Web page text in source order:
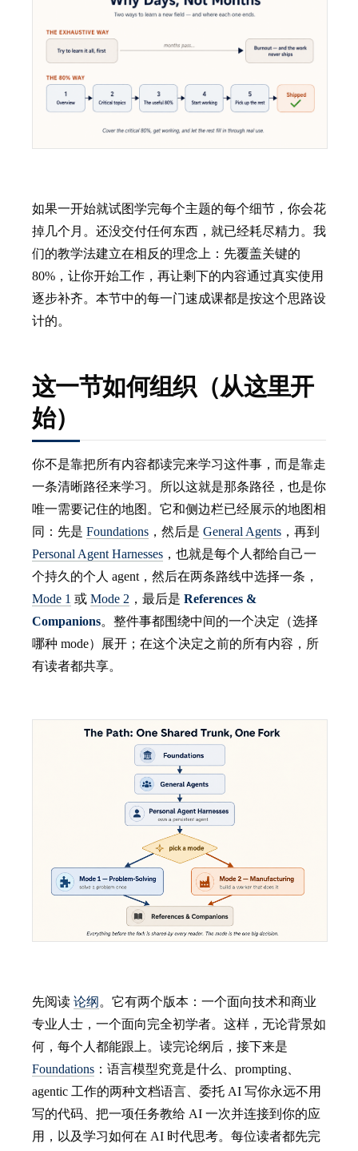
如果一开始就试图学完每个主题的每个细节，你会花
掉几个月。还没交付任何东西，就已经耗尽精力。我
们的教学法建立在相反的理念上：先覆盖关键的
80%，让你开始工作，再让剩下的内容通过真实使用
逐步补齐。本节中的每一门速成课都是按这个思路设
计的。
这一节如何组织（从这里开
始）
你不是靠把所有内容都读完来学习这件事，而是靠走
一条清晰路径来学习。所以这就是那条路径，也是你
唯一需要记住的地图。它和侧边栏已经展示的地图相
同：先是 Foundations ，然后是 General Agents ，再到
Personal Agent Harnesses ，也就是每个人都给自己一
个持久的个人 agent，然后在两条路线中选择一条，
Mode 1 或 Mode 2 ，最后是 References &
Companions。整件事都围绕中间的一个决定（选择
哪种 mode）展开；在这个决定之前的所有内容，所
有读者都共享。
先阅读 论纲 。它有两个版本：一个面向技术和商业
专业人士，一个面向完全初学者。这样，无论背景如
何，每个人都能跟上。读完论纲后，接下来是
Foundations ：语言模型究竟是什么、prompting、
agentic 工作的两种文档语言、委托 AI 写你永远不用
写的代码、把一项任务教给 AI 一次并连接到你的应
用，以及学习如何在 AI 时代思考。每位读者都先完